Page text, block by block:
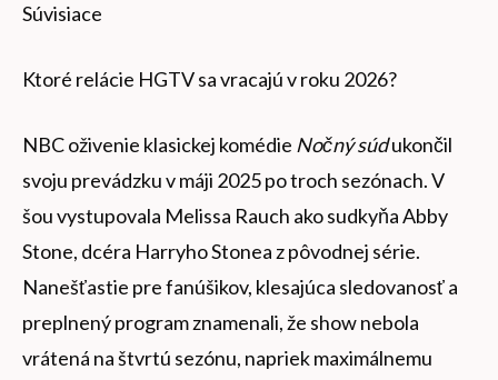
Súvisiace
Ktoré relácie HGTV sa vracajú v roku 2026?
NBC oživenie klasickej komédie Nočný súdukončil
svoju prevádzku v máji 2025 po troch sezónach. V
šou vystupovala Melissa Rauch ako sudkyňa Abby
Stone, dcéra Harryho Stonea z pôvodnej série.
Nanešťastie pre fanúšikov, klesajúca sledovanosť a
preplnený program znamenali, že show nebola
vrátená na štvrtú sezónu, napriek maximálnemu